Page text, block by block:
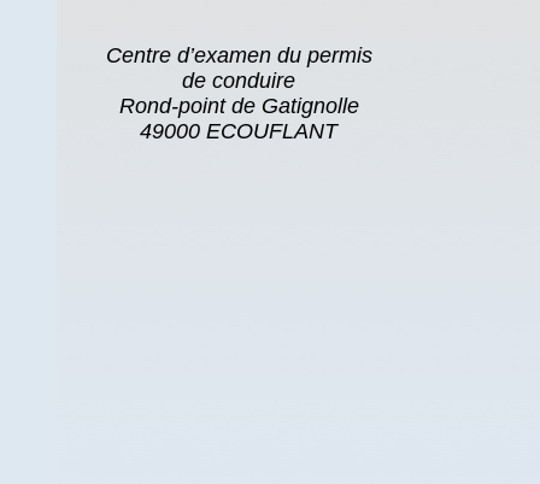
Centre d’examen du permis
de conduire
Rond-point de Gatignolle
49000 ECOUFLANT